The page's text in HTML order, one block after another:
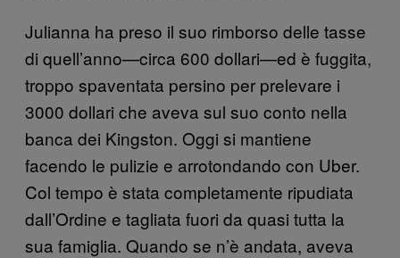
Julianna ha preso il suo rimborso delle tasse
di quell’anno—circa 600 dollari—ed è fuggita,
troppo spaventata persino per prelevare i
3000 dollari che aveva sul suo conto nella
banca dei Kingston. Oggi si mantiene
facendo le pulizie e arrotondando con Uber.
Col tempo è stata completamente ripudiata
dall’Ordine e tagliata fuori da quasi tutta la
sua famiglia. Quando se n’è andata, aveva